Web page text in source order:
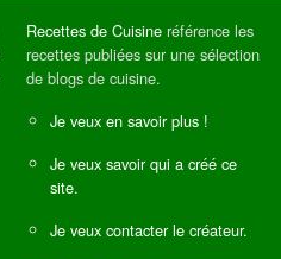
Recettes de Cuisine référence les
recettes publiées sur une sélection
de blogs de cuisine.
Je veux en savoir plus !
Je veux savoir qui a créé ce
site.
Je veux contacter le créateur.